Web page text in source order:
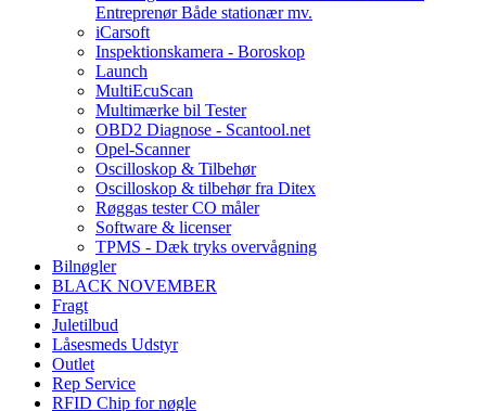
Entreprenør Både stationær mv.
iCarsoft
Inspektionskamera - Boroskop
Launch
MultiEcuScan
Multimærke bil Tester
OBD2 Diagnose - Scantool.net
Opel-Scanner
Oscilloskop & Tilbehør
Oscilloskop & tilbehør fra Ditex
Røggas tester CO måler
Software & licenser
TPMS - Dæk tryks overvågning
Bilnøgler
BLACK NOVEMBER
Fragt
Juletilbud
Låsesmeds Udstyr
Outlet
Rep Service
RFID Chip for nøgle